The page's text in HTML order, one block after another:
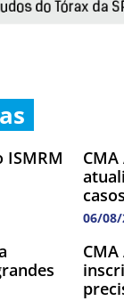
ISMRM
06/08/